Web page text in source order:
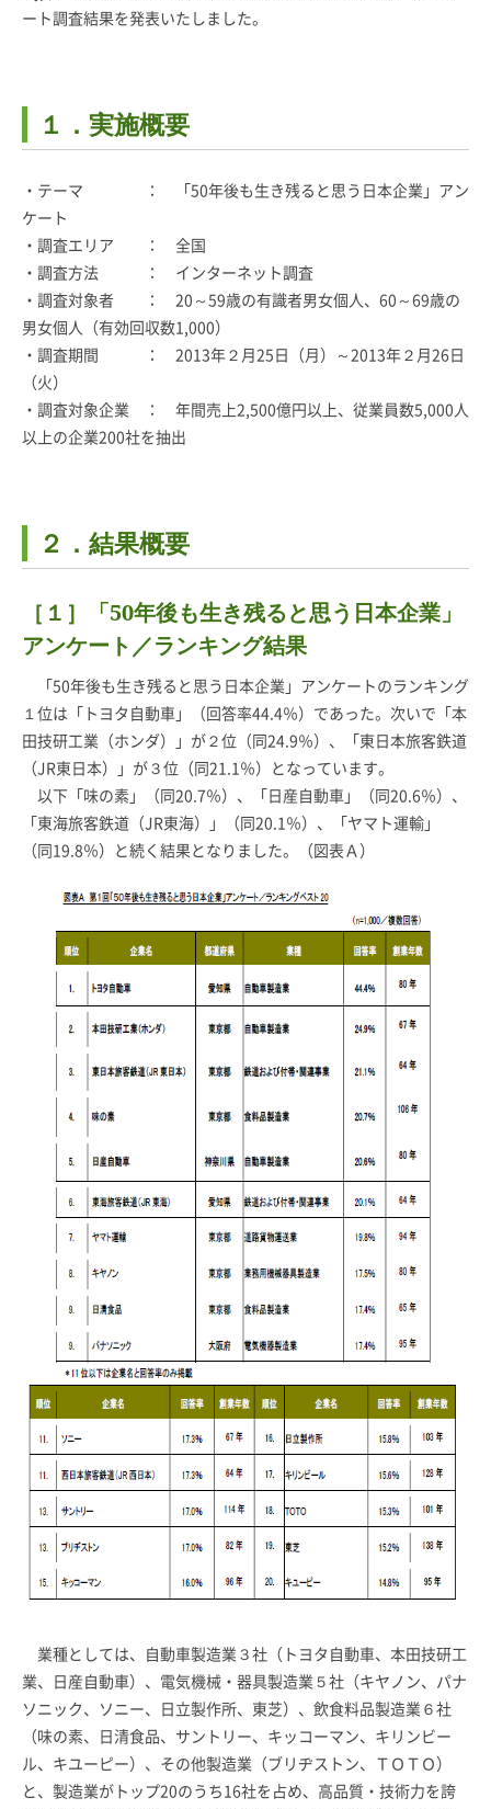
ート調査結果を発表いたしました。
１．実施概要
・テーマ ： 「50年後も生き残ると思う日本企業」アン
ケート
・調査エリア ： 全国
・調査方法 ： インターネット調査
・調査対象者 ： 20～59歳の有識者男女個人、60～69歳の
男女個人（有効回収数1,000）
・調査期間 ： 2013年２月25日（月）～2013年２月26日
（火）
・調査対象企業 ： 年間売上2,500億円以上、従業員数5,000人
以上の企業200社を抽出
２．結果概要
［１］「50年後も生き残ると思う日本企業」
アンケート／ランキング結果
「50年後も生き残ると思う日本企業」アンケートのランキング
１位は「トヨタ自動車」（回答率44.4％）であった。次いで「本
田技研工業（ホンダ）」が２位（同24.9％）、「東日本旅客鉄道
（JR東日本）」が３位（同21.1％）となっています。
以下「味の素」（同20.7％）、「日産自動車」（同20.6％）、
「東海旅客鉄道（JR東海）」（同20.1％）、「ヤマト運輸」
（同19.8％）と続く結果となりました。（図表Ａ）
業種としては、自動車製造業３社（トヨタ自動車、本田技研工
業、日産自動車）、電気機械・器具製造業５社（キヤノン、パナ
ソニック、ソニー、日立製作所、東芝）、飲食料品製造業６社
（味の素、日清食品、サントリー、キッコーマン、キリンビー
ル、キユーピー）、その他製造業（ブリヂストン、ＴＯＴＯ）
と、製造業がトップ20のうち16社を占め、高品質・技術力を誇